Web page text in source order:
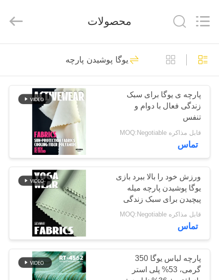
خانه
محصولات
نمایش
VR
درباره
کارخانه
کنترل
کیفیت
SEVNNA
TEXTILE.
پارچه لباس شنا
بازیافت شده
313
پارچه نایلون بازیافت
شده
150
117
محصولات
یوگا پوشیدن پارچه
پارچه ی یوگا برای سبک
زندگی فعال با دوام و
تنفس
قابل مذاکره MOQ:Negotiable
تماس
ورزش خود را بالا ببرد بازی
یوگا پوشیدن پارچه میله
پیچیدن برای سبک زندگی
فعال
قابل مذاکره MOQ:Negotiable
تماس
پارچه لباس یوگا 350
گرمی، 53% پلی استر